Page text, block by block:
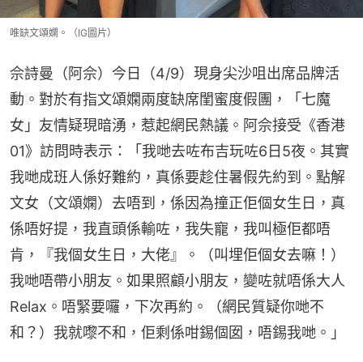
唯缺文頌嫻。（IG圖片）
佘詩曼（阿佘）今日（4/9）現身尖沙咀出席品牌活
動。對於有指文頌嫻兩度缺席閨蜜度假團，「七魔
女」友情疑現暗湧，惹起網民熱議。阿佘接受《香港
01》訪問時表示：「我哋去咗布吉玩咗6日5夜。其實
我哋成班人係好難約，真係要趁住暑假先約到。點解
文女（文頌嫻）去唔到，係因為撞正佢個女生日，真
係唔好提，我直頭係輸咗，我失寵，我叫極佢都唔
肯，『我個女生日，大佬』。（叫埋佢個女去嘛！）
我哋唔帶小朋友。如果照顧小朋友，變咗就唔係大人
Relax。唔緊要囉，下次再約。（網民質疑你哋不
和？）我就嚟不和，佢剩係咁錫個囡，唔錫我哋。」